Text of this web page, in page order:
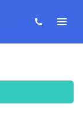
34 512 275 руб.